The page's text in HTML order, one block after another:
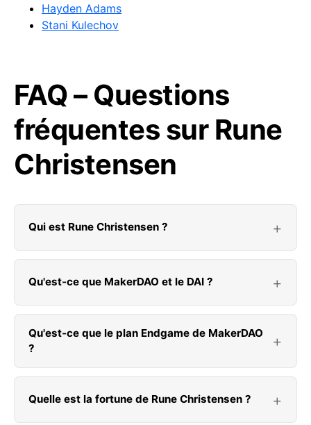
Hayden Adams
Stani Kulechov
FAQ – Questions
fréquentes sur Rune
Christensen
Qui est Rune Christensen ?
Qu'est-ce que MakerDAO et le DAI ?
Qu'est-ce que le plan Endgame de MakerDAO
?
Quelle est la fortune de Rune Christensen ?